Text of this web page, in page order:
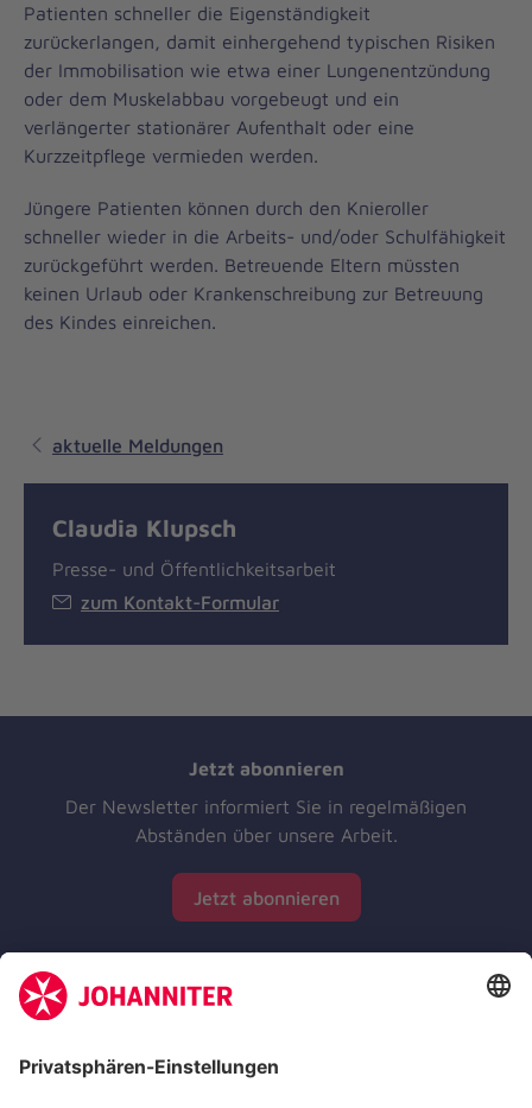
Patienten schneller die Eigenständigkeit
zurückerlangen, damit einhergehend typischen Risiken
der Immobilisation wie etwa einer Lungenentzündung
oder dem Muskelabbau vorgebeugt und ein
verlängerter stationärer Aufenthalt oder eine
Kurzzeitpflege vermieden werden.
Jüngere Patienten können durch den Knieroller
schneller wieder in die Arbeits- und/oder Schulfähigkeit
zurückgeführt werden. Betreuende Eltern müssten
keinen Urlaub oder Krankenschreibung zur Betreuung
des Kindes einreichen.
aktuelle Meldungen
Claudia Klupsch
Presse- und Öffentlichkeitsarbeit
zum Kontakt-Formular
Jetzt abonnieren
Der Newsletter informiert Sie in regelmäßigen
Abständen über unsere Arbeit.
Jetzt abonnieren
Zertifizierung der Johanniter-Unfall-Hilfe e.V.